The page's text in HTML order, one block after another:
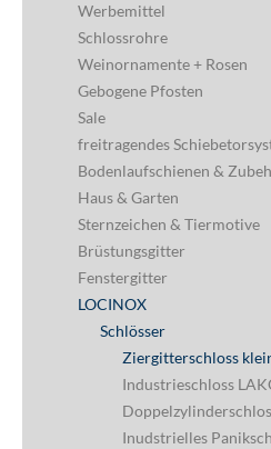
Werbemittel
Schlossrohre
Weinornamente + Rosen
Gebogene Pfosten
Sale
freitragendes
Bodenlaufschienen &
Haus & Garten
Sternzeichen & Tiermotive
Brüstungsgitter
Fenstergitter
LOCINOX
Schlösser
Ziergitterschloss
Industrieschloss
Inudstrielles